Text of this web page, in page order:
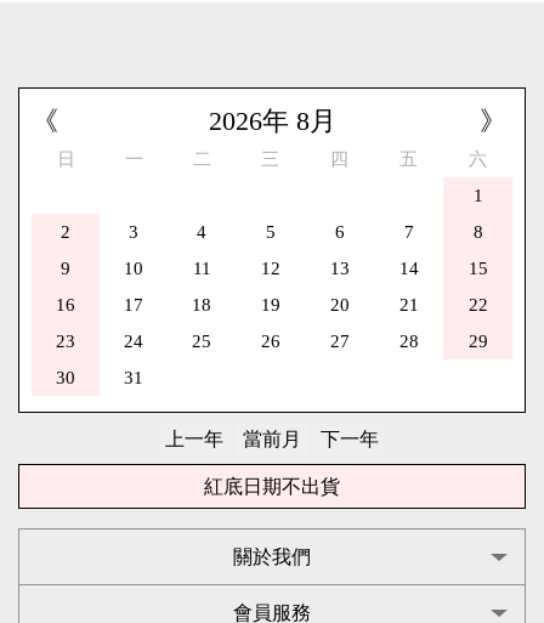
《 》
2026年 8月
日 一 二 三 四 五
六
1
2
3 4 5 6 7
8
9
10 11 12 13 14
15
16
17 18 19 20 21
22
23
24 25 26 27 28
29
30
31
紅底日期不出貨
關於我們
會員服務